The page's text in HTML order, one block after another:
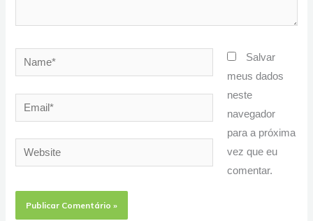
Name*
Email*
Website
Salvar
meus dados
neste
navegador
para a próxima
vez que eu
comentar.